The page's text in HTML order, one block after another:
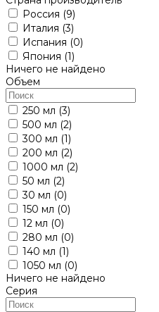
Россия (9)
Италия (3)
Испания (0)
Япония (1)
Ничего не найдено
Объем
250 мл (3)
500 мл (2)
300 мл (1)
200 мл (2)
1000 мл (2)
50 мл (2)
30 мл (0)
150 мл (0)
12 мл (0)
280 мл (0)
140 мл (1)
1050 мл (0)
Ничего не найдено
Серия